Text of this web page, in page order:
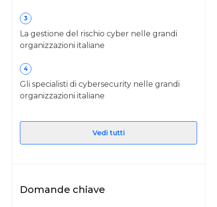
3
La gestione del rischio cyber nelle grandi
organizzazioni italiane
4
Gli specialisti di cybersecurity nelle grandi
organizzazioni italiane
Vedi tutti
Domande chiave